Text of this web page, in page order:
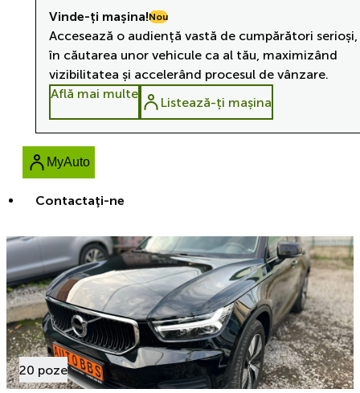
Contactaţi-ne
Vinde-ți mașina!Nou
Accesează o audiență vastă de cumpărători
în căutarea unor vehicule ca al tău, maximizând
vizibilitatea și accelerând procesul de vânzare.
Află mai multe
Listează-ți mașina
MyAuto
20 poze